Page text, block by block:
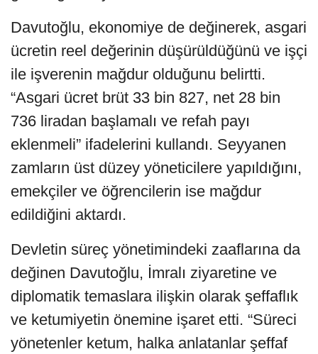
Davutoğlu, ekonomiye de değinerek, asgari
ücretin reel değerinin düşürüldüğünü ve işçi
ile işverenin mağdur olduğunu belirtti.
“Asgari ücret brüt 33 bin 827, net 28 bin
736 liradan başlamalı ve refah payı
eklenmeli” ifadelerini kullandı. Seyyanen
zamların üst düzey yöneticilere yapıldığını,
emekçiler ve öğrencilerin ise mağdur
edildiğini aktardı.
Devletin süreç yönetimindeki zaaflarına da
değinen Davutoğlu, İmralı ziyaretine ve
diplomatik temaslara ilişkin olarak şeffaflık
ve ketumiyetin önemine işaret etti. “Süreci
yönetenler ketum, halka anlatanlar şeffaf